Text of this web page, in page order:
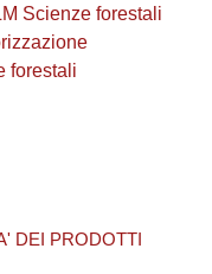
Scienze forestali
forestali
DEI PRODOTTI